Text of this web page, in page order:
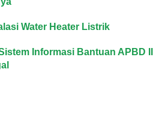
Water Heater Listrik
Informasi Bantuan APBD II